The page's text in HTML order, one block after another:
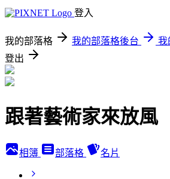
登入
我的部落格 我的部落格後台
我
登出
跟著藝術家來放風
相簿 部落格 名片